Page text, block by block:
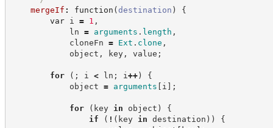
mergeIf : function (destination )
{
var i = 1 ,
ln = arguments . length ,
cloneFn = Ext . clone ,
object , key , value ;
for ( ; i < ln ; i++)
{
object = arguments [ i ] ;
for ( key in object )
{
if
( ! ( key in destination ) )
{